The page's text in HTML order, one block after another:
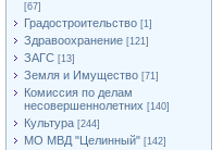
[67]
Градостроительство [1]
Здравоохранение [121]
ЗАГС [13]
Земля и Имущество [71]
Комиссия по делам
несовершеннолетних [140]
Культура [244]
МО МВД "Целинный" [142]